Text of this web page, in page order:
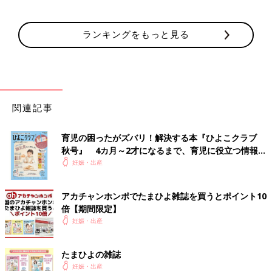
ランキングをもっと見る
関連記事
育児の困ったがズバリ！解決する本『ひよこクラブ
秋号』 4カ月～2才になるまで、育児に役立つ情報が
いっぱい！
妊娠・出産
アカチャンホンポでたまひよ雑誌を買うとポイント10
倍【期間限定】
妊娠・出産
たまひよの雑誌
妊娠・出産